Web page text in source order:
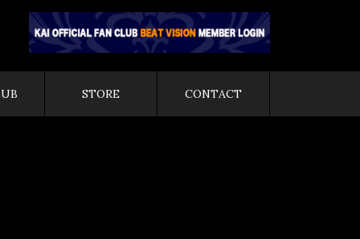
STORE CONTACT